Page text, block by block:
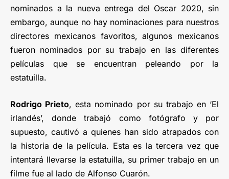
nominados a la nueva entrega del Oscar 2020, sin
embargo, aunque no hay nominaciones para nuestros
directores mexicanos favoritos, algunos mexicanos
fueron nominados por su trabajo en las diferentes
películas que se encuentran peleando por la
estatuilla.
Rodrigo Prieto, esta nominado por su trabajo en ‘El
irlandés’, donde trabajó como fotógrafo y por
supuesto, cautivó a quienes han sido atrapados con
la historia de la película. Esta es la tercera vez que
intentará llevarse la estatuilla, su primer trabajo en un
filme fue al lado de Alfonso Cuarón.